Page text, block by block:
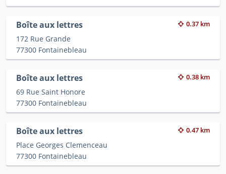
Boîte aux lettres 0.37 km
172 Rue Grande
77300 Fontainebleau
Boîte aux lettres 0.38 km
69 Rue Saint Honore
77300 Fontainebleau
Boîte aux lettres 0.47 km
Place Georges Clemenceau
77300 Fontainebleau